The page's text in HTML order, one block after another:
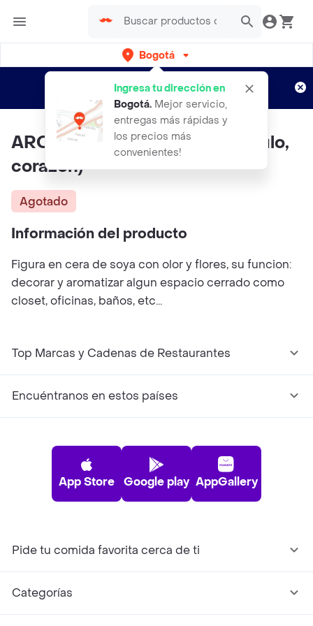
Bogotá
Ingresa tu dirección en
Bogotá. Mejor servicio,
entregas más rápidas y
los precios más
convenientes!
envíos gratis por semanas
Aplican TyC
AROMATIZANTE (estrella, circulo,
corazon)
Agotado
Información del producto
Figura en cera de soya con olor y flores, su funcion:
decorar y aromatizar algun espacio cerrado como
closet, oficinas, baños, etc...
Top Marcas y Cadenas de Restaurantes
Encuéntranos en estos países
App Store Google play AppGallery
Pide tu comida favorita cerca de ti
Categorías